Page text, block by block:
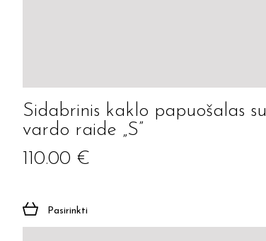
Sidabrinis kaklo papuošalas su
vardo raide „S”
110.00 €
Pasirinkti